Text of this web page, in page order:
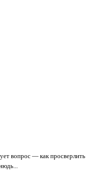
вопрос — как просверлить